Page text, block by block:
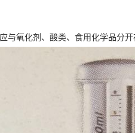
氧化剂、酸类、食用化学品分开